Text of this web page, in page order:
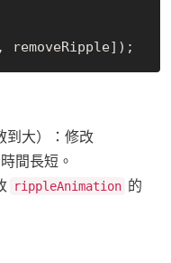
到大）：修改
間長短。
rippleAnimation 的